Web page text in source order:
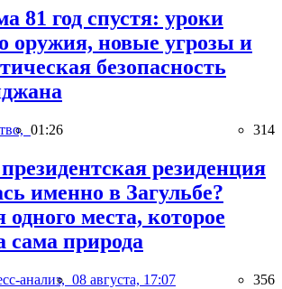
81 год спустя: уроки
оружия, новые угрозы и
безопасность
01:26 314
резиденция
именно в Загульбе?
места, которое
сама природа
анализ, 08 августа, 17:07 356